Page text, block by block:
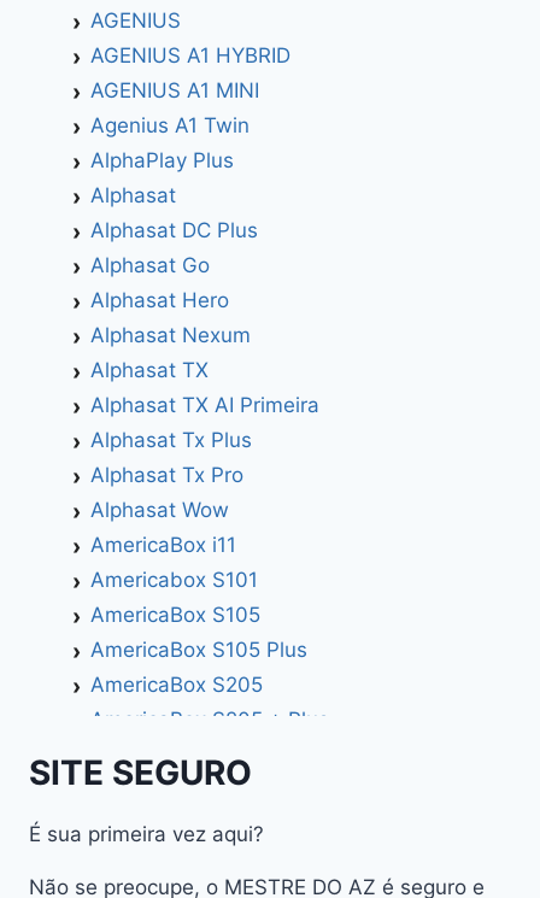
AGENIUS
AGENIUS A1 HYBRID
AGENIUS A1 MINI
Agenius A1 Twin
AlphaPlay Plus
Alphasat
Alphasat DC Plus
Alphasat Go
Alphasat Hero
Alphasat Nexum
Alphasat TX
Alphasat TX AI Primeira
Alphasat Tx Plus
Alphasat Tx Pro
Alphasat Wow
AmericaBox i11
Americabox S101
AmericaBox S105
AmericaBox S105 Plus
AmericaBox S205
AmericaBox S205 + Plus
AmericaBox S305 GX
AmericaBox S305 Plus
AmericaBox S705
SITE SEGURO
É sua primeira vez aqui?
Não se preocupe, o MESTRE DO AZ é seguro e